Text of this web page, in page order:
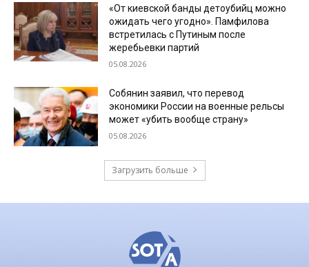
«От киевской банды детоубийц можно
ожидать чего угодно». Памфилова
встретилась с Путиным после
жеребьевки партий
05.08.2026
Собянин заявил, что перевод
экономики России на военные рельсы
может «убить вообще страну»
05.08.2026
Загрузить больше